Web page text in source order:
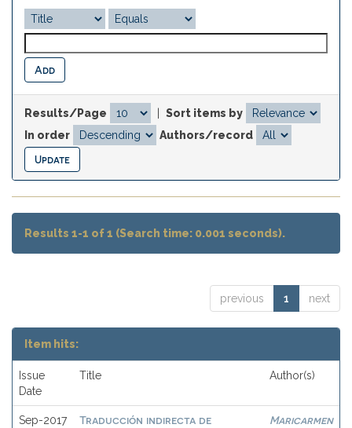
Results/Page
Sort items by
In order
Authors/record
Results 1-1 of 1 (Search time: 0.001 seconds).
previous 1 next
Item hits:
Issue
Date
Title Author(s)
Sep-2017
Traducción indirecta de
Maricarmen